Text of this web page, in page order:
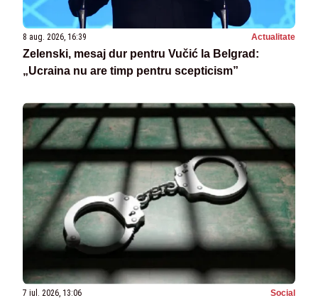
8 aug. 2026, 16:39 Actualitate
Zelenski, mesaj dur pentru Vučić la Belgrad:
„Ucraina nu are timp pentru scepticism”
7 iul. 2026, 13:06 Social